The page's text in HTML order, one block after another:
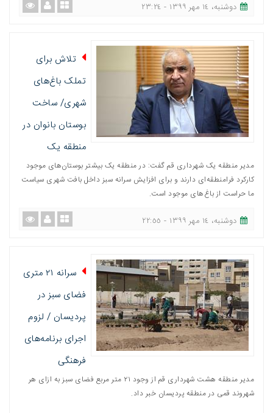
دوشنبه، ١٤ مهر ١٣٩٩ - ٢٣:٢٤
تلاش برای
تملک باغ‌های
شهری/ ساخت
بوستان بانوان در
منطقه یک
مدیر منطقه یک شهرداری قم گفت: در منطقه یک بیشتر بوستان‌های موجود
کارکرد فرامنطقه‌ای دارند و برای افزایش سرانه سبز داخل بافت شهری سیاست
ما حراست از باغ‌های موجود است.
دوشنبه، ١٤ مهر ١٣٩٩ - ٢٢:٥٥
سرانه ۲۱ متری
فضای سبز در
پردیسان / لزوم
اجرای برنامه‌های
فرهنگی
مدیر منطقه هشت شهرداری قم از وجود ٢١ متر مربع فضای سبز به ازای هر
شهروند قمی در منطقه پردیسان خبر داد.